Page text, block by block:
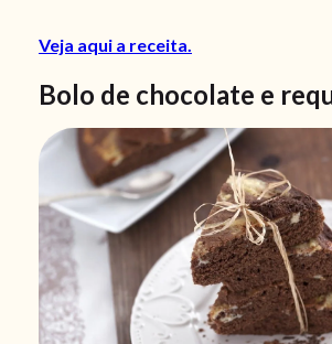
Veja aqui a receita.
Bolo de chocolate e